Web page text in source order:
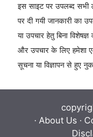
इस साइट पर उपलब्द सभी
पर दी गयी जानकारी का
या उपचार हेतु बिना
और उपचार के लिए हमेशा
सूचना या विज्ञापन से हुए
· About Us ·